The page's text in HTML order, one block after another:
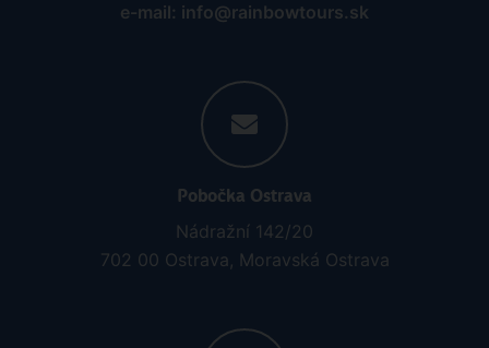
e-mail: info@rainbowtours.sk
Pobočka Ostrava
Nádražní 142/20
702 00 Ostrava, Moravská Ostrava